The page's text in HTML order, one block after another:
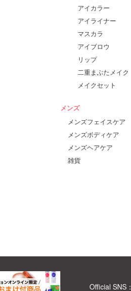
アイカラー
アイライナー
マスカラ
アイブロウ
リップ
二重まぶたメイク
メイクセット
メンズ
メンズフェイスケア
メンズボディケア
メンズヘアケア
雑貨
Official SNS：